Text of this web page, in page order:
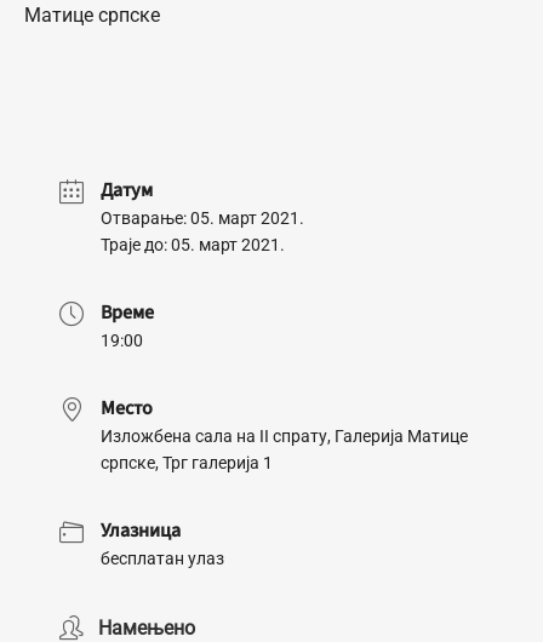
Матице српске
Датум
Отварање: 05. март 2021.
Траје до: 05. март 2021.
Време
19:00
Место
Изложбена сала на II спрату, Галерија Матице
српске, Трг галерија 1
Улазница
бесплатан улаз
Намењено